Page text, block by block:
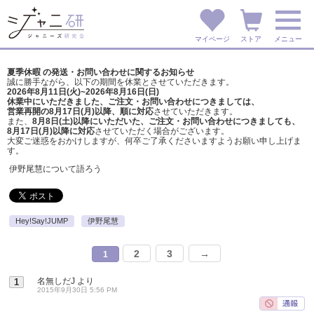
マイページ ストア メニュー
夏季休暇 の発送・お問い合わせに関するお知らせ
誠に勝手ながら、以下の期間を休業とさせていただきます。
2026年8月11日(火)~2026年8月16日(日)
休業中にいただきました、ご注文・お問い合わせにつきましては、
営業再開の8月17日(月)以降、順に対応させていただきます。
また、 8月8日(土)以降にいただいた、ご注文・ お問い合わせにつきましても、
8月17日(月)以降に対応させていただく場合がございます。
大変ご迷惑をおかけしますが、 何卒ご了承くださいますようお願い申し上げま
す。
伊野尾慧について語ろう
Hey!Say!JUMP 伊野尾慧
1 2 3 →
1 名無しだJ より
2015年9月30日 5:56 PM